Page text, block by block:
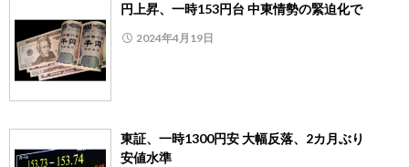
円上昇、一時153円台 中東情勢の緊迫化で
2024年4月19日
東証、一時1300円安 大幅反落、2カ月ぶり
安値水準